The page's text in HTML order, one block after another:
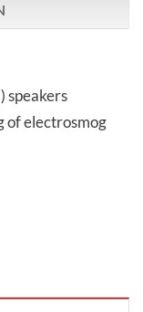
speakers
of electrosmog